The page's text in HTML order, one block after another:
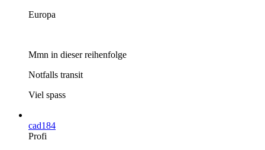
Europa
Mmn in dieser reihenfolge
Notfalls transit
Viel spass
cad184
Profi